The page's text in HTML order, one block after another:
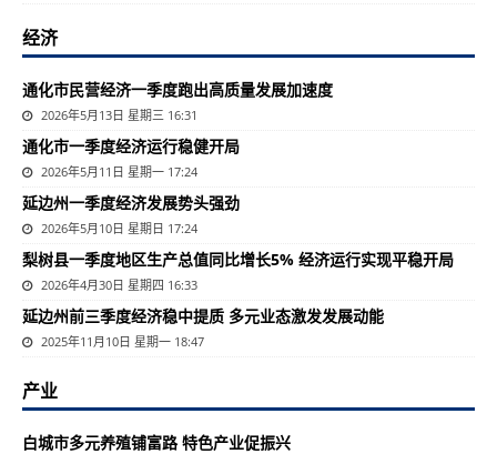
经济
通化市民营经济一季度跑出高质量发展加速度
2026年5月13日 星期三 16:31
通化市一季度经济运行稳健开局
2026年5月11日 星期一 17:24
延边州一季度经济发展势头强劲
2026年5月10日 星期日 17:24
梨树县一季度地区生产总值同比增长5% 经济运行实现平稳开局
2026年4月30日 星期四 16:33
延边州前三季度经济稳中提质 多元业态激发发展动能
2025年11月10日 星期一 18:47
产业
白城市多元养殖铺富路 特色产业促振兴